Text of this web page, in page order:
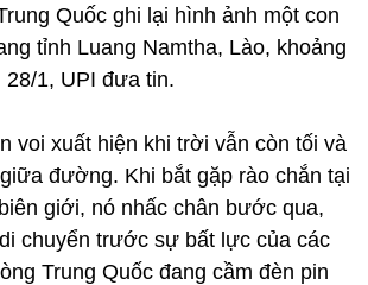
Quốc ghi lại hình ảnh một con
tỉnh Luang Namtha, Lào, khoảng
28/1, UPI đưa tin.
voi xuất hiện khi trời vẫn còn tối và
đường. Khi bắt gặp rào chắn tại
giới, nó nhấc chân bước qua,
chuyển trước sự bất lực của các
Trung Quốc đang cầm đèn pin